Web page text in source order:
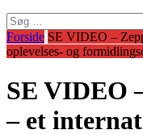
Søg
efter:
Forside SE VIDEO –
oplevelses- og
SE VIDEO
– et